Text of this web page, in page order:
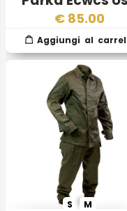
Vegetato
€ 85.00
S M